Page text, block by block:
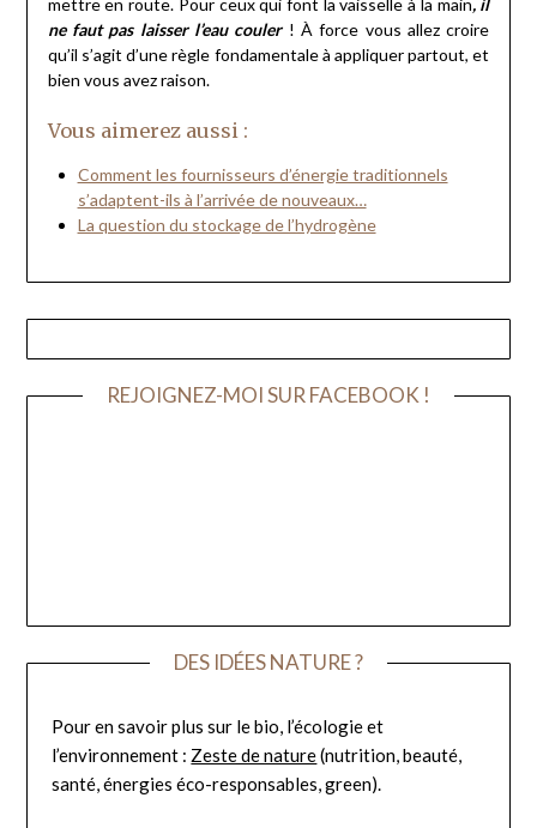
mettre en route. Pour ceux qui font la vaisselle à la main, il
ne faut pas laisser l’eau couler! À force vous allez croire
qu’il s’agit d’une règle fondamentale à appliquer partout, et
bien vous avez raison.
Vous aimerez aussi :
Comment les fournisseurs d’énergie traditionnels
s’adaptent-ils à l’arrivée de nouveaux…
La question du stockage de l’hydrogène
REJOIGNEZ-MOI SUR FACEBOOK !
DES IDÉES NATURE ?
Pour en savoir plus sur le bio, l’écologie et
l’environnement : Zeste de nature(nutrition, beauté,
santé, énergies éco-responsables, green).